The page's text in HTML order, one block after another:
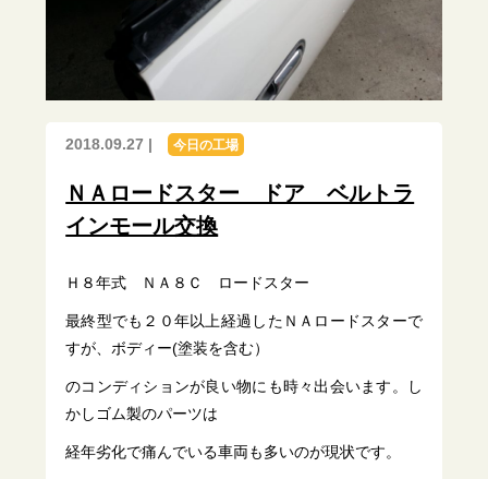
2018.09.27 | 今日の工場
ＮＡロードスター ドア ベルトラ
インモール交換
Ｈ８年式 ＮＡ８Ｃ ロードスター
最終型でも２０年以上経過したＮＡロードスターで
すが、ボディー(塗装を含む）
のコンディションが良い物にも時々出会います。し
かしゴム製のパーツは
経年劣化で痛んでいる車両も多いのが現状です。